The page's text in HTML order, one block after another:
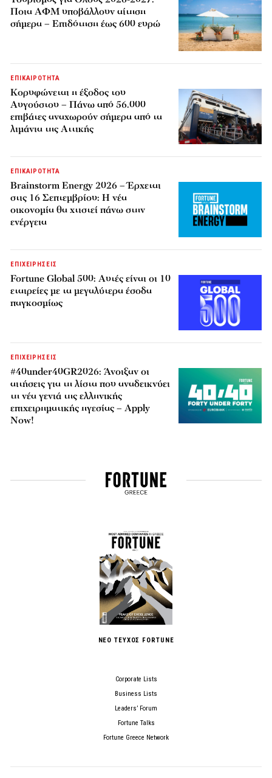
Ποια ΑΦΜ υποβάλλουν αίτηση
σήμερα – Επιδότηση έως 600 ευρώ
ΕΠΙΚΑΙΡΟΤΗΤΑ
Κορυφώνεται η έξοδος του
Αυγούστου – Πάνω από 56.000
επιβάτες αναχωρούν σήμερα από τα
λιμάνια της Αττικής
ΕΠΙΚΑΙΡΟΤΗΤΑ
Brainstorm Energy 2026 – Έρχεται
στις 16 Σεπτεμβρίου: Η νέα
οικονομία θα χτιστεί πάνω στην
ενέργεια
ΕΠΙΧΕΙΡΗΣΕΙΣ
Fortune Global 500: Αυτές είναι οι 10
εταιρείες με τα μεγαλύτερα έσοδα
παγκοσμίως
ΕΠΙΧΕΙΡΗΣΕΙΣ
#40under40GR2026: Άνοιξαν οι
αιτήσεις για τη λίστα που αναδεικνύει
τη νέα γενιά της ελληνικής
επιχειρηματικής ηγεσίας – Apply
Now!
ΝΕΟ ΤΕΥΧΟΣ FORTUNE
Corporate Lists
Business Lists
Leaders’ Forum
Fortune Talks
Fortune Greece Network